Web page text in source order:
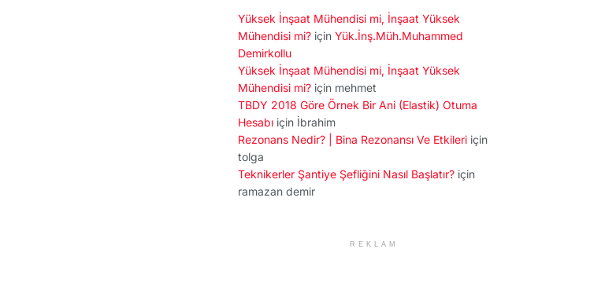
Yüksek İnşaat Mühendisi mi, İnşaat Yüksek
Mühendisi mi? için Yük.İnş.Müh.Muhammed
Demirkollu
Yüksek İnşaat Mühendisi mi, İnşaat Yüksek
Mühendisi mi? için mehmet
TBDY 2018 Göre Örnek Bir Ani (Elastik) Otuma
Hesabı için İbrahim
Rezonans Nedir? | Bina Rezonansı Ve Etkileri için
tolga
Teknikerler Şantiye Şefliğini Nasıl Başlatır? için
ramazan demir
REKLAM